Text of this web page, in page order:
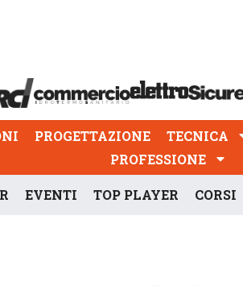
PROGETTAZIONE TECNICA
PROFESSIONE
EVENTI TOP PLAYER CORSI